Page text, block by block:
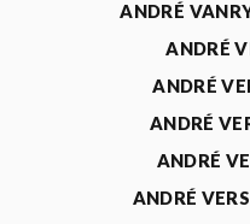
ANDRÉ
ANDRÉ
ANDRÉ
ANDRÉ
ANDRÉ
ANDRÉ